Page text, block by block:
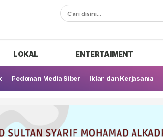
LOKAL ENTERTAIMENT
Pedoman Media Siber Iklan dan Kerjasama